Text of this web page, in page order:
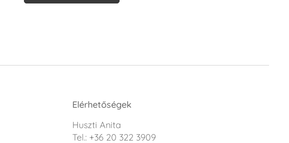
Elérhetőségek
Huszti Anita
Tel.: +36 20 322 3909